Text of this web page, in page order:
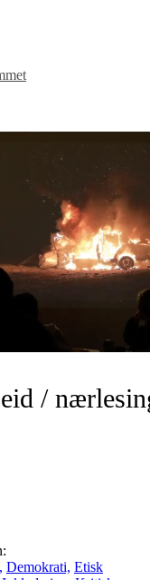
/
Demokrati, Etisk